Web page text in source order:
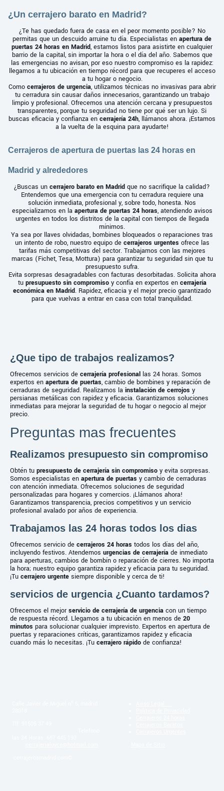
¿Un cerrajero barato en Madrid?
¿Te has quedado fuera de casa en el peor momento posible? No
permitas que un descuido arruine tu día. Especialistas en apertura de
puertas 24 horas en Madrid, estamos listos para asistirte en cualquier
barrio de la capital, sin importar la hora o el día del año. Sabemos que
las emergencias no avisan, por eso nuestro compromiso es la rapidez:
llegamos a tu ubicación en tiempo récord para que recuperes el acceso
a tu hogar o negocio.
Como cerrajeros de urgencia, utilizamos técnicas no invasivas para abrir
tu cerradura sin causar daños innecesarios, garantizando un trabajo
limpio y profesional. Ofrecemos una atención cercana y presupuestos
transparentes, porque tu seguridad no tiene por qué ser un lujo. Si
buscas eficacia y confianza en cerrajería 24h, llámanos ahora. ¡Estamos
a la vuelta de la esquina para ayudarte!
Cerrajeros de apertura de puertas las 24 horas en
Madrid y alrededores
¿Buscas un cerrajero barato en Madrid que no sacrifique la calidad?
Entendemos que una emergencia con tu cerradura requiere una
solución inmediata, profesional y, sobre todo, honesta. Nos
especializamos en la apertura de puertas 24 horas, atendiendo avisos
urgentes en todos los distritos de la capital con tiempos de llegada
mínimos.
Ya sea por llaves olvidadas, bombines bloqueados o reparaciones tras
un intento de robo, nuestro equipo de cerrajeros urgentes ofrece las
tarifas más competitivas del sector. Trabajamos con las mejores
marcas (Fichet, Tesa, Mottura) para garantizar tu seguridad sin que tu
presupuesto sufra.
Evita sorpresas desagradables con facturas desorbitadas. Solicita ahora
tu presupuesto sin compromisoy confía en expertos en cerrajería
económica en Madrid. Rapidez, eficacia y el mejor precio garantizado
para que vuelvas a entrar en casa con total tranquilidad.
¿Que tipo de trabajos realizamos?
Ofrecemos servicios de cerrajería profesional las 24 horas. Somos
expertos en apertura de puertas, cambio de bombines y reparación de
cerraduras de seguridad. Realizamos la instalación de cerrojos y
persianas metálicas con rapidez y eficacia. Garantizamos soluciones
inmediatas para mejorar la seguridad de tu hogar o negocio al mejor
precio.
Preguntas mas frecuentes
Realizamos presupuesto sin compromiso
Obtén tu presupuesto de cerrajería sin compromiso y evita sorpresas.
Somos especialistas en apertura de puertas y cambio de cerraduras
con atención inmediata. Ofrecemos soluciones de seguridad
personalizadas para hogares y comercios. ¡Llámanos ahora!
Garantizamos transparencia, precios competitivos y un servicio
profesional avalado por años de experiencia.
Trabajamos las 24 horas todos los dias
Ofrecemos servicio de cerrajeros 24 horas todos los días del año,
incluyendo festivos. Atendemos urgencias de cerrajería de inmediato
para aperturas, cambios de bombín o reparación de cierres. No importa
la hora; nuestro equipo garantiza rapidez y eficacia para tu seguridad.
¡Tu cerrajero urgente siempre disponible y cerca de ti!
servicios de urgencia ¿Cuanto tardamos?
Ofrecemos el mejorservicio de cerrajería de urgencia con un tiempo
de respuesta récord. Llegamos a tu ubicación en menos de 20
minutos para solucionar cualquier imprevisto. Expertos en apertura de
puertas y reparaciones críticas, garantizamos rapidez y eficacia
cuando más lo necesitas. ¡Tu cerrajero rápido de confianza!